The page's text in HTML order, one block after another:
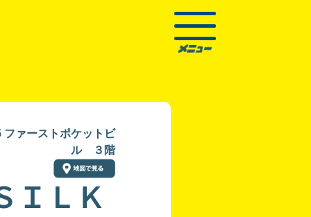
ァーストポケットビ
ル ３階
ＩＬＫ